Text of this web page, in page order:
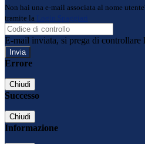
Non hai una e-mail associata al nome
tramite la
Login Spaggiari
E-mail inviata, si prega di controllare
Errore
Chiudi
Successo
Chiudi
Informazione